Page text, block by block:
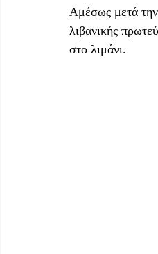
Αμέσως μετά
λιβανικής
στο λιμάνι.